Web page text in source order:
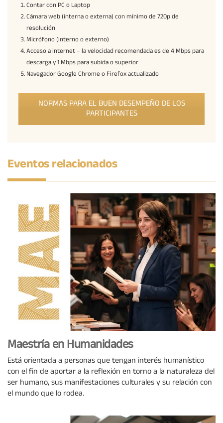
Contar con PC o Laptop
Cámara web (interna o externa) con mínimo de 720p de
resolución
Micrófono (interno o externo)
Acceso a internet – la velocidad recomendada es de 4 Mbps para
descarga y 1 Mbps para subida o superior
Navegador Google Chrome o Firefox actualizado
NORMAS PARA EL BUEN DESEMPEÑO DE LOS
PARTICIPANTES
Eventos relacionados
Maestría en Humanidades
Está orientada a personas que tengan interés humanístico
con el fin de aportar a la reflexión en torno a la naturaleza del
ser humano, sus manifestaciones culturales y su relación con
el mundo que lo rodea.